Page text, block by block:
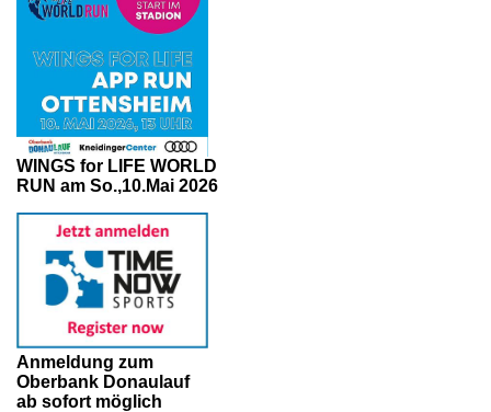
WINGS for LIFE WORLD
RUN am So.,10.Mai 2026
Anmeldung zum
Oberbank Donaulauf
ab sofort möglich